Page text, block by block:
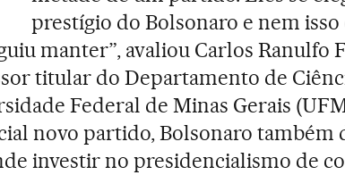
prestígio do Bolsonaro e nem
manter”, avaliou Carlos Ranulfo
titular do Departamento de
Federal de Minas Gerais
novo partido, Bolsonaro também
investir no presidencialismo de